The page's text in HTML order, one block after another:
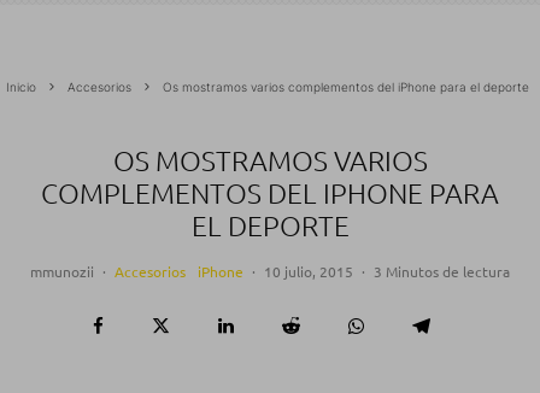
Inicio Accesorios Os mostramos varios complementos del iPhone para el deporte
OS MOSTRAMOS VARIOS
COMPLEMENTOS DEL IPHONE PARA
EL DEPORTE
mmunozii · Accesorios iPhone · 10 julio, 2015 · 3 Minutos de lectura